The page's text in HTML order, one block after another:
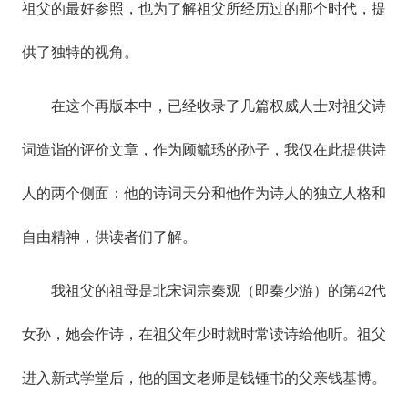
祖父的最好参照，也为了解祖父所经历过的那个时代，提
供了独特的视角。
在这个再版本中，已经收录了几篇权威人士对祖父诗
词造诣的评价文章，作为顾毓琇的孙子，我仅在此提供诗
人的两个侧面：他的诗词天分和他作为诗人的独立人格和
自由精神，供读者们了解。
我祖父的祖母是北宋词宗秦观（即秦少游）的第42代
女孙，她会作诗，在祖父年少时就时常读诗给他听。祖父
进入新式学堂后，他的国文老师是钱锺书的父亲钱基博。